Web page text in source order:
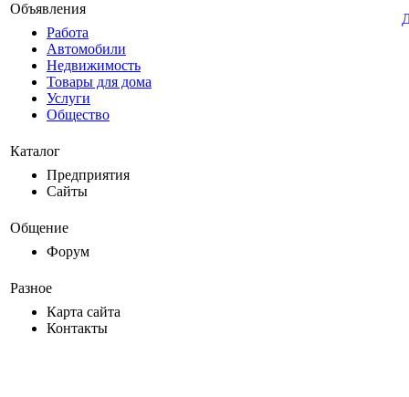
Объявления
Работа
Автомобили
Недвижимость
Товары для дома
Услуги
Общество
Каталог
Предприятия
Сайты
Общение
Форум
Разное
Карта сайта
Контакты